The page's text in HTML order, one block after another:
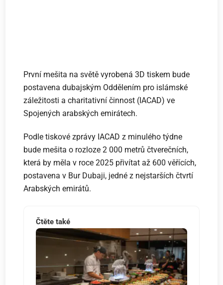
První mešita na světě vyrobená 3D tiskem bude
postavena dubajským Oddělením pro islámské
záležitosti a charitativní činnost (IACAD) ve
Spojených arabských emirátech.
Podle tiskové zprávy IACAD z minulého týdne
bude mešita o rozloze 2 000 metrů čtverečních,
která by měla v roce 2025 přivítat až 600 věřících,
postavena v Bur Dubaji, jedné z nejstarších čtvrtí
Arabských emirátů.
Čtěte také